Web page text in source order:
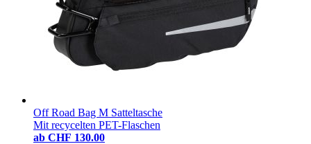
Off Road Bag M Satteltasche
Mit recycelten PET-Flaschen
ab CHF 130.00